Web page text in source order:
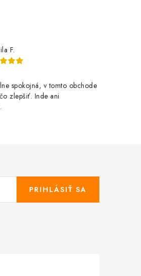
F.
spokojná, v tomto obchode
zlepšiť. Inde ani
PRIHLÁSIŤ SA